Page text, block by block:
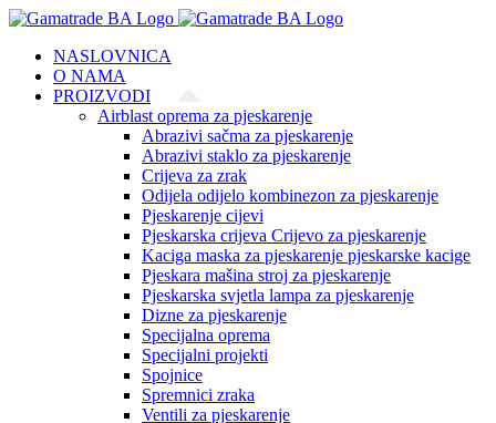
Skip
contentNASLOVNICA
O NAMA
PROIZVODI
Airblast oprema za pjeskarenje
Abrazivi sačma za pjeskarenje
Abrazivi staklo za pjeskarenje
Crijeva za zrak
Odijela odijelo kombinezon za pjeskarenje
Pjeskarenje cijevi
Pjeskarska crijeva Crijevo za pjeskarenje
Kaciga maska za pjeskarenje pjeskarske kacige
Pjeskara mašina stroj za pjeskarenje
Pjeskarska svjetla lampa za pjeskarenje
Dizne za pjeskarenje
Specijalna oprema
Specijalni projekti
Spojnice
Spremnici zraka
Ventili za pjeskarenje